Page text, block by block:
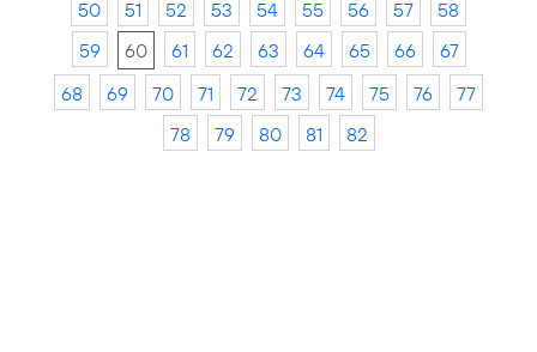
50
51 52 53 54 55 56 57
58
59
60 61 62 63 64 65 66
67
68
69 70 71 72 73 74 75 76
77
78
79 80 81 82